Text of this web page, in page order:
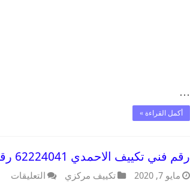
…
أكمل القراءة »
رقم فني تكييف الاحمدي 62224041 رقم فني صيانة تكييف مركزي الاحمدي
مايو 7, 2020 تكييف مركزي التعليقات